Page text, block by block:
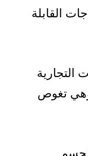
القابلة
وهي تغوص